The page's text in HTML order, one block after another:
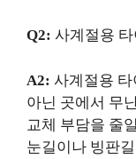
Q2: 사계절용
A2: 사계절용
아닌 곳에서 무
교체 부담을 줄
눈길이나 빙판